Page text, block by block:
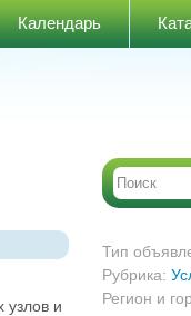
Календарь
узлов и
Тип
Рубрика:
Регион и